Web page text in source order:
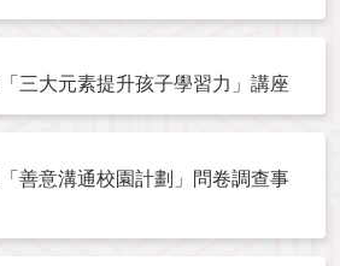
三大元素提升孩子學習力」講座
善意溝通校園計劃」問卷調查事